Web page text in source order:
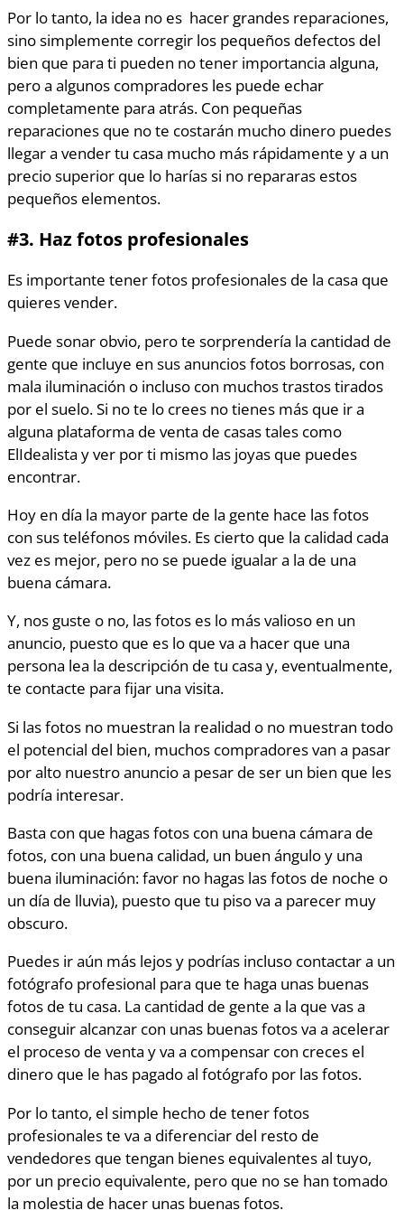
Por lo tanto, la idea no es hacer grandes reparaciones,
sino simplemente corregir los pequeños defectos del
bien que para ti pueden no tener importancia alguna,
pero a algunos compradores les puede echar
completamente para atrás. Con pequeñas
reparaciones que no te costarán mucho dinero puedes
llegar a vender tu casa mucho más rápidamente y a un
precio superior que lo harías si no repararas estos
pequeños elementos.
#3. Haz fotos profesionales
Es importante tener fotos profesionales de la casa que
quieres vender.
Puede sonar obvio, pero te sorprendería la cantidad de
gente que incluye en sus anuncios fotos borrosas, con
mala iluminación o incluso con muchos trastos tirados
por el suelo. Si no te lo crees no tienes más que ir a
alguna plataforma de venta de casas tales como
ElIdealista y ver por ti mismo las joyas que puedes
encontrar.
Hoy en día la mayor parte de la gente hace las fotos
con sus teléfonos móviles. Es cierto que la calidad cada
vez es mejor, pero no se puede igualar a la de una
buena cámara.
Y, nos guste o no, las fotos es lo más valioso en un
anuncio, puesto que es lo que va a hacer que una
persona lea la descripción de tu casa y, eventualmente,
te contacte para fijar una visita.
Si las fotos no muestran la realidad o no muestran todo
el potencial del bien, muchos compradores van a pasar
por alto nuestro anuncio a pesar de ser un bien que les
podría interesar.
Basta con que hagas fotos con una buena cámara de
fotos, con una buena calidad, un buen ángulo y una
buena iluminación: favor no hagas las fotos de noche o
un día de lluvia), puesto que tu piso va a parecer muy
obscuro.
Puedes ir aún más lejos y podrías incluso contactar a un
fotógrafo profesional para que te haga unas buenas
fotos de tu casa. La cantidad de gente a la que vas a
conseguir alcanzar con unas buenas fotos va a acelerar
el proceso de venta y va a compensar con creces el
dinero que le has pagado al fotógrafo por las fotos.
Por lo tanto, el simple hecho de tener fotos
profesionales te va a diferenciar del resto de
vendedores que tengan bienes equivalentes al tuyo,
por un precio equivalente, pero que no se han tomado
la molestia de hacer unas buenas fotos.